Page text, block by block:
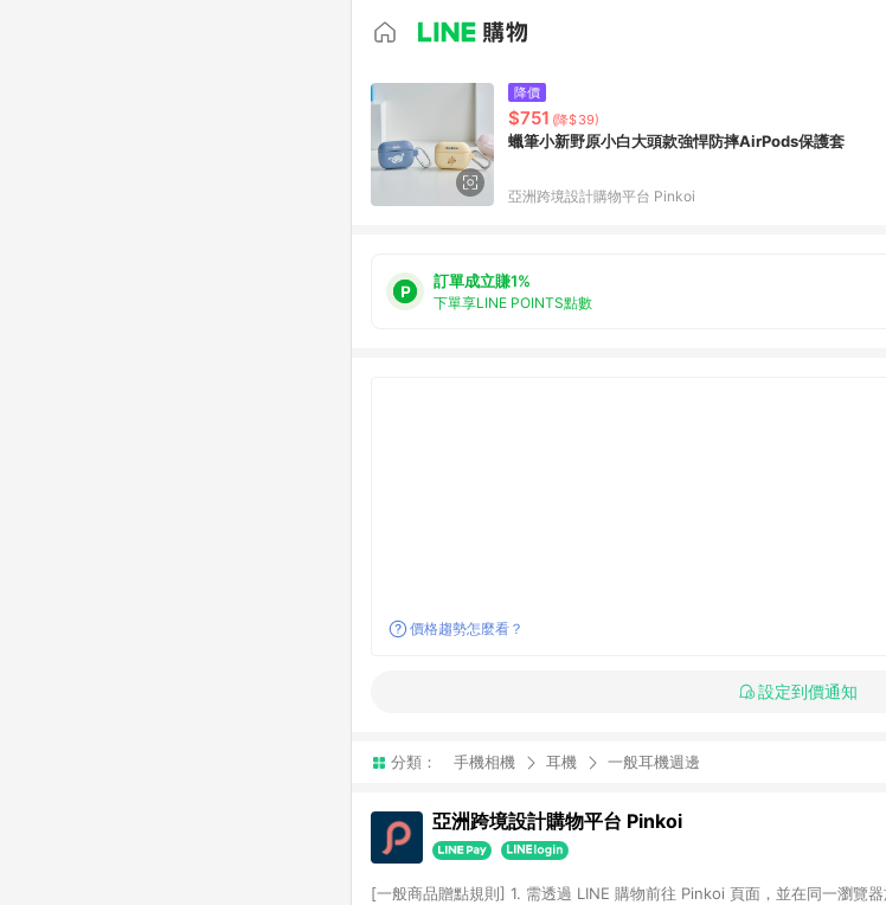
降價
$751 (降$39)
蠟筆小新野原小白大頭款強悍防摔AirPods保護套
亞洲跨境設計購物平台 Pinkoi
訂單成立賺1%
下單享LINE POINTS點數
價格趨勢怎麼看？
設定到價通知
分類： 手機相機 耳機 一般耳機週邊
亞洲跨境設計購物平台 Pinkoi
[一般商品贈點規則] 1. 需透過 LINE 購物前往 Pinkoi 頁面，並在同一瀏覽